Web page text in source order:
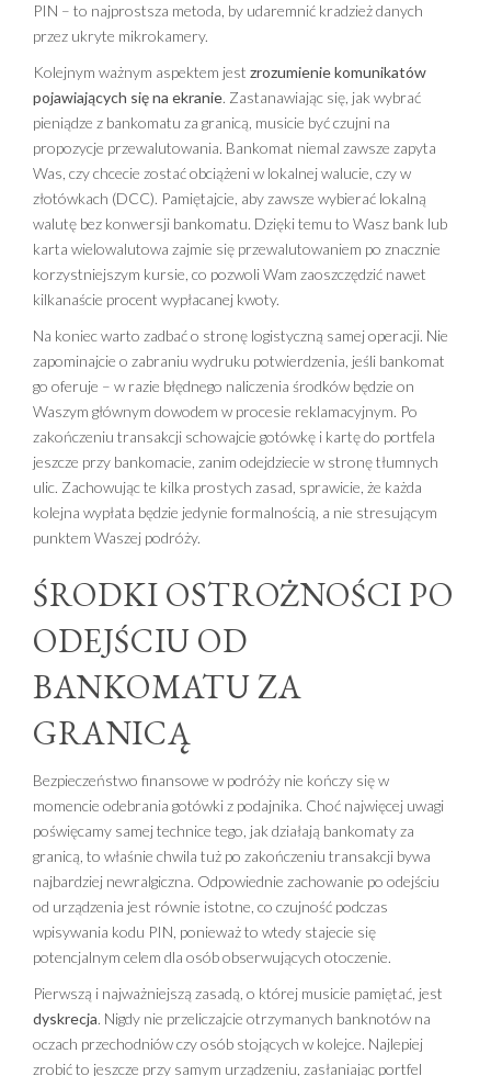
PIN – to najprostsza metoda, by udaremnić kradzież danych
przez ukryte mikrokamery.
Kolejnym ważnym aspektem jest zrozumienie komunikatów
pojawiających się na ekranie. Zastanawiając się, jak wybrać
pieniądze z bankomatu za granicą, musicie być czujni na
propozycje przewalutowania. Bankomat niemal zawsze zapyta
Was, czy chcecie zostać obciążeni w lokalnej walucie, czy w
złotówkach (DCC). Pamiętajcie, aby zawsze wybierać lokalną
walutę bez konwersji bankomatu. Dzięki temu to Wasz bank lub
karta wielowalutowa zajmie się przewalutowaniem po znacznie
korzystniejszym kursie, co pozwoli Wam zaoszczędzić nawet
kilkanaście procent wypłacanej kwoty.
Na koniec warto zadbać o stronę logistyczną samej operacji. Nie
zapominajcie o zabraniu wydruku potwierdzenia, jeśli bankomat
go oferuje – w razie błędnego naliczenia środków będzie on
Waszym głównym dowodem w procesie reklamacyjnym. Po
zakończeniu transakcji schowajcie gotówkę i kartę do portfela
jeszcze przy bankomacie, zanim odejdziecie w stronę tłumnych
ulic. Zachowując te kilka prostych zasad, sprawicie, że każda
kolejna wypłata będzie jedynie formalnością, a nie stresującym
punktem Waszej podróży.
ŚRODKI OSTROŻNOŚCI PO
ODEJŚCIU OD
BANKOMATU ZA
GRANICĄ
Bezpieczeństwo finansowe w podróży nie kończy się w
momencie odebrania gotówki z podajnika. Choć najwięcej uwagi
poświęcamy samej technice tego, jak działają bankomaty za
granicą, to właśnie chwila tuż po zakończeniu transakcji bywa
najbardziej newralgiczna. Odpowiednie zachowanie po odejściu
od urządzenia jest równie istotne, co czujność podczas
wpisywania kodu PIN, ponieważ to wtedy stajecie się
potencjalnym celem dla osób obserwujących otoczenie.
Pierwszą i najważniejszą zasadą, o której musicie pamiętać, jest
dyskrecja. Nigdy nie przeliczajcie otrzymanych banknotów na
oczach przechodniów czy osób stojących w kolejce. Najlepiej
zrobić to jeszcze przy samym urządzeniu, zasłaniając portfel